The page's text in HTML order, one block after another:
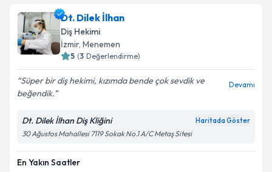
Dt. Dilek İlhan
Diş Hekimi
İzmir, Menemen
5 (3 Değerlendirme)
Süper bir diş hekimi, kızımda bende çok sevdik ve
beğendik.
Devamı
Dt. Dilek İlhan Diş Kliğini Haritada Göster
30 Ağustos Mahallesi 7119 Sokak No.1 A/C Metaş Sitesi
En Yakın Saatler